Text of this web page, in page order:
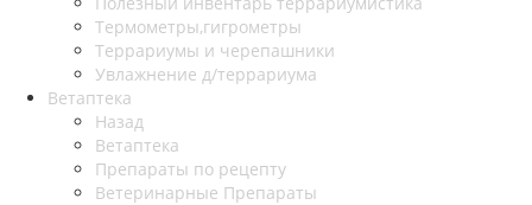
Термометры,гигрометры
Террариумы и черепашники
Увлажнение д/террариума
Ветаптека
Назад
Ветаптека
Препараты по рецепту
Ветеринарные Препараты